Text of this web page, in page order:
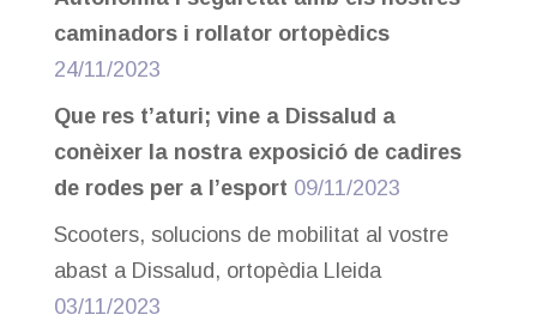
caminadors i rollator ortopèdics
24/11/2023
Que res t’aturi; vine a Dissalud a
conèixer la nostra exposició de cadires
de rodes per a l’esport 09/11/2023
Scooters, solucions de mobilitat al vostre
abast a Dissalud, ortopèdia Lleida
03/11/2023